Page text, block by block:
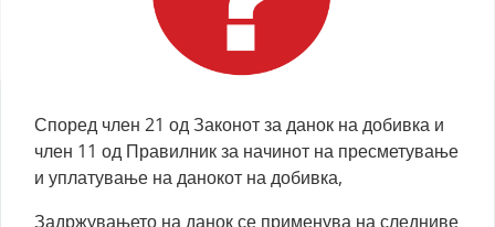
Според член 21 од Законот за данок на добивка и
член 11 од Правилник за начинот на пресметување
и уплатување на данокот на добивка,
Задржувањето на данок се применува на следниве